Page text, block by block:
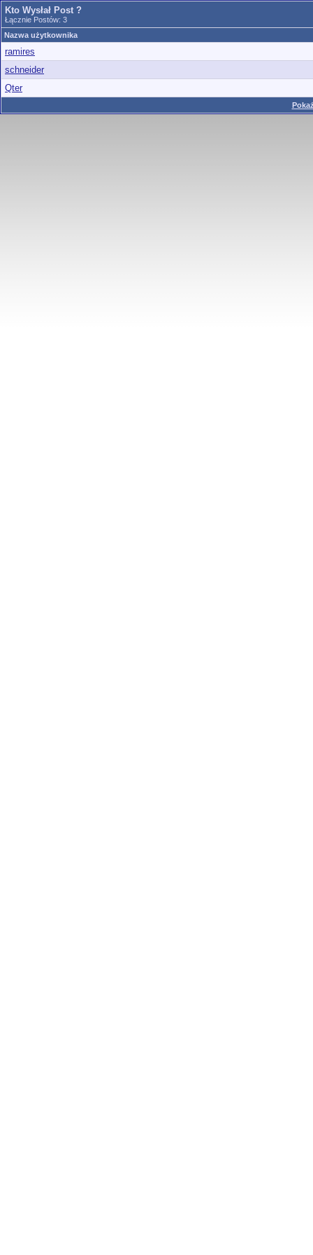
Kto Wysłał Post ?
Łącznie Postów: 3
Nazwa użytkownika
ramires
schneider
Qter